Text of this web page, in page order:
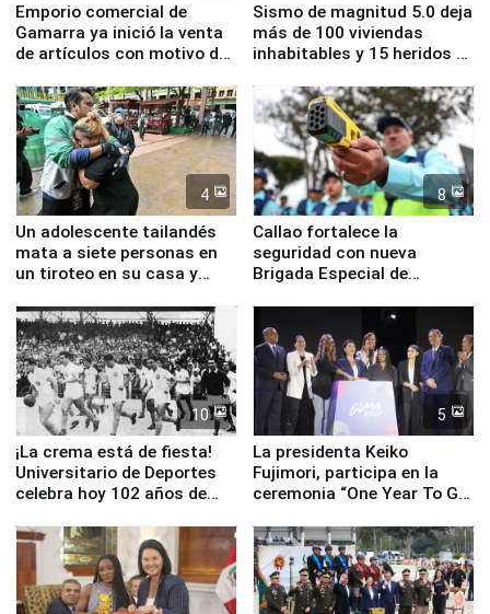
Emporio comercial de
Gamarra ya inició la venta
de artículos con motivo de
Sismo de magnitud 5.0 deja
más de 100 viviendas
inhabitables y 15 heridos en
4
Un adolescente tailandés
mata a siete personas en
un tiroteo en su casa y
8
Callao fortalece la
seguridad con nueva
Brigada Especial de
equipamiento para
Serenazgo
10
¡La crema está de fiesta!
Universitario de Deportes
celebra hoy 102 años de
5
La presidenta Keiko
Fujimori, participa en la
ceremonia “One Year To Go